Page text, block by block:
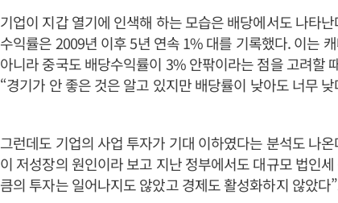
기업이 지갑 열기에 인색해 하는 모습은 배당에서도 나타
수익률은 2009년 이후 5년 연속 1% 대를 기록했다. 이는
아니라 중국도 배당수익률이 3% 안팎이라는 점을 고려할
“경기가 안 좋은 것은 알고 있지만 배당률이 낮아도 너무
그런데도 기업의 사업 투자가 기대 이하였다는 분석도 나
이 저성장의 원인이라 보고 지난 정부에서도 대규모 법인
큼의 투자는 일어나지도 않았고 경제도 활성화하지 않았다